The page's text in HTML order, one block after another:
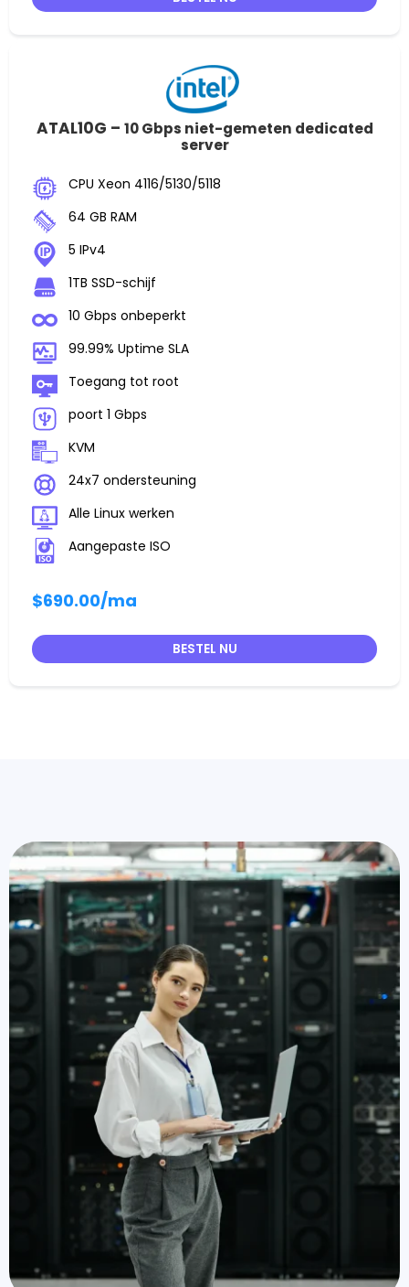
ATAL10G – 10 Gbps niet-gemeten dedicated
server
CPU Xeon 4116/5130/5118
64 GB RAM
5 IPv4
1TB SSD-schijf
10 Gbps onbeperkt
99.99% Uptime SLA
Toegang tot root
poort 1 Gbps
KVM
24x7 ondersteuning
Alle Linux werken
Aangepaste ISO
$690.00/ma
BESTEL NU